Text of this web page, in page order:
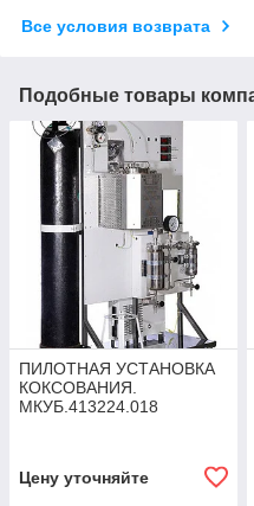
Все условия возврата
Подобные товары
ПИЛОТНАЯ УСТАНОВКА
КОКСОВАНИЯ.
МКУБ.413224.018
Цену уточняйте